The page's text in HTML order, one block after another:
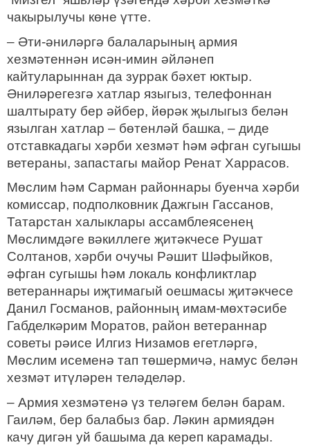
чакырылучы көне үтте.
– Әти-әниләргә балаларының армия
хезмәтеннән исән-имин әйләнеп
кайтуларыннан да зуррак бәхет юктыр.
Әниләрегезгә хатлар языгыз, телефоннан
шалтырату бер әйбер, йөрәк җылыгыз белән
язылган хатлар – бөтенләй башка, – диде
отставкадагы хәрби хезмәт һәм әфган сугышы
ветераны, запастагы майор Ренат Харрасов.
Мөслим һәм Сарман районнары буенча хәрби
комиссар, подполковник Дажгын Гассанов,
Татарстан халыклары ассамблеясенең
Мөслимдәге вәкиллеге җитәкчесе Рушат
Солтанов, хәрби очучы Рәшит Шәфыйков,
әфган сугышы һәм локаль конфликтлар
ветераннары иҗтимагый оешмасы җитәкчесе
Данил Госманов, районның имам-мөхтәсибе
Габделкәрим Моратов, район ветераннар
советы рәисе Илгиз Низамов егетләргә,
Мөслим исеменә тап төшермичә, намус белән
хезмәт итүләрен теләделәр.
– Армия хезмәтенә үз теләгем белән барам.
Гаиләм, бер балабыз бар. Ләкин армиядән
качу дигән уй башыма да кереп карамады.